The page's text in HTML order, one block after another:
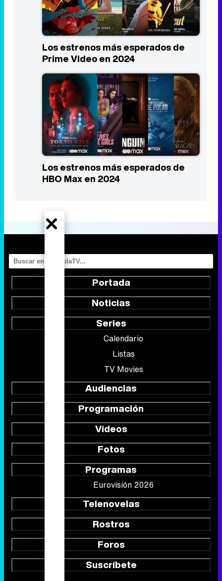
Los estrenos más esperados de
HBO Max en 2024
Noticias
Series
Calendario
Listas
TV Movies
Audiencias
Programación
Vídeos
Fotos
Programas
Eurovisión 2026
Telenovelas
Rostros
Foros
Suscríbete
Síguenos